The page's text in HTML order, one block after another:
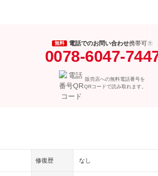
無料 電話でのお問い合わせ携帯可
0078-6047-
販売店への無料電話番号を
QRコードで読み取れます。
修復歴 なし